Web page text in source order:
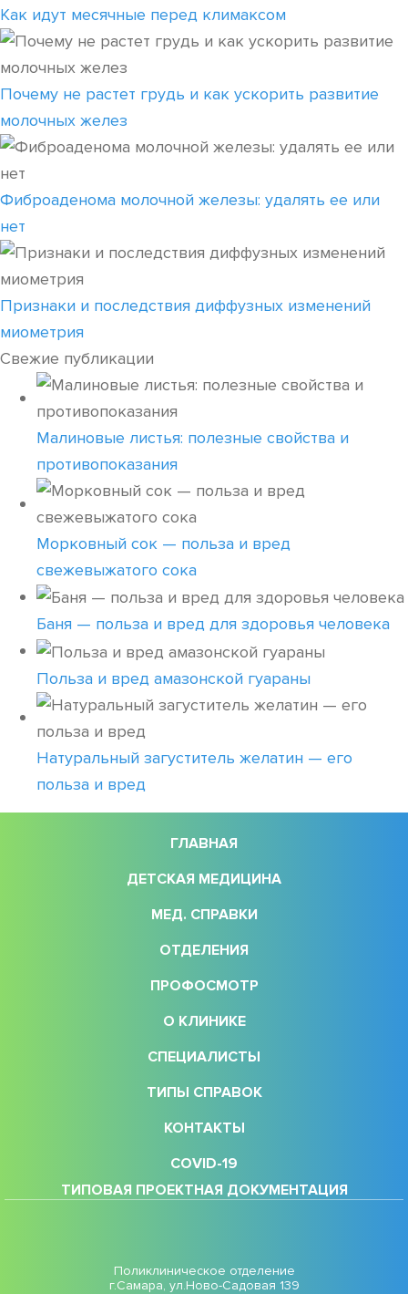
Как идут месячные перед климаксом
Почему не растет грудь и как ускорить развитие
молочных желез
Фиброаденома молочной железы: удалять ее или
нет
Признаки и последствия диффузных изменений
миометрия
Свежие публикации
Малиновые листья: полезные свойства и
противопоказания
Морковный сок — польза и вред
свежевыжатого сока
Баня — польза и вред для здоровья человека
Польза и вред амазонской гуараны
Натуральный загуститель желатин — его
польза и вред
ГЛАВНАЯ
ДЕТСКАЯ МЕДИЦИНА
МЕД. СПРАВКИ
ОТДЕЛЕНИЯ
ПРОФОСМОТР
О КЛИНИКЕ
СПЕЦИАЛИСТЫ
ТИПЫ СПРАВОК
КОНТАКТЫ
COVID-19
ТИПОВАЯ ПРОЕКТНАЯ ДОКУМЕНТАЦИЯ
Поликлиническое отделение
г.Самара, ул.Ново-Садовая 139